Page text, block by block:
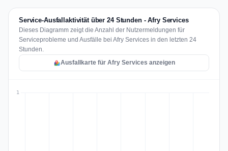
Service-Ausfallaktivität über 24 Stunden - Afry Services
Dieses Diagramm zeigt die Anzahl der Nutzermeldungen für
Serviceprobleme und Ausfälle bei Afry Services in den letzten 24
Stunden.
Ausfallkarte für Afry Services anzeigen